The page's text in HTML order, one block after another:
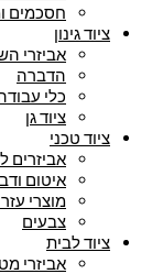
חסכמים
ציוד גינון
אביזרי
הדברה
כלי עבודה
ציוד גן
ציוד טכני
אביזרים
איטום
מוצרי
צבעים
ציוד לבית
אביזרי